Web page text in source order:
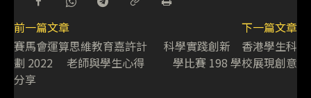
前一篇文章
賽馬會運算思維教育嘉許計
劃 2022 老師與學生心得
分享
下一篇文章
科學實踐創新 香港學生科
學比賽 198 學校展現創意